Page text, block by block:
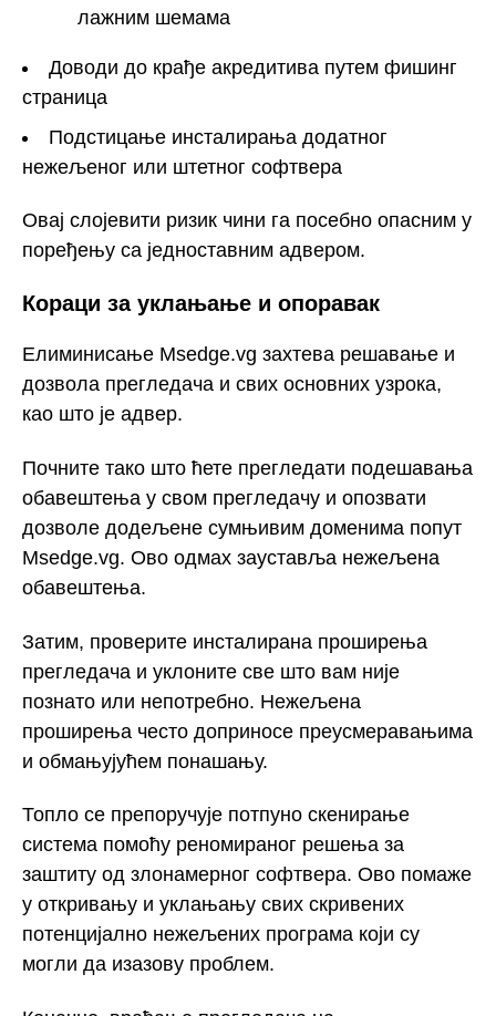
лажним шемама
Доводи до крађе акредитива путем фишинг
страница
Подстицање инсталирања додатног
нежељеног или штетног софтвера
Овај слојевити ризик чини га посебно опасним у
поређењу са једноставним адвером.
Кораци за уклањање и опоравак
Елиминисање Msedge.vg захтева решавање и
дозвола прегледача и свих основних узрока,
као што је адвер.
Почните тако што ћете прегледати подешавања
обавештења у свом прегледачу и опозвати
дозволе додељене сумњивим доменима попут
Msedge.vg. Ово одмах зауставља нежељена
обавештења.
Затим, проверите инсталирана проширења
прегледача и уклоните све што вам није
познато или непотребно. Нежељена
проширења често доприносе преусмеравањима
и обмањујућем понашању.
Топло се препоручује потпуно скенирање
система помоћу реномираног решења за
заштиту од злонамерног софтвера. Ово помаже
у откривању и уклањању свих скривених
потенцијално нежељених програма који су
могли да изазову проблем.